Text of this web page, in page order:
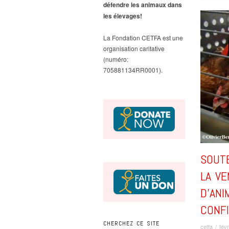
défendre les animaux dans
les élevages!
La Fondation CETFA est une
organisation caritative
(numéro:
705881134RR0001).
CHERCHEZ CE SITE
LA
cetfa /